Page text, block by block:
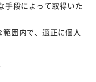
手段によって取得いた
囲内で、適正に個人